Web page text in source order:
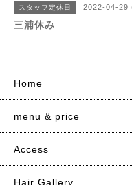
スタッフ定休日 2022-04-29
三浦休み
Home
menu & price
Access
Hair Gallery